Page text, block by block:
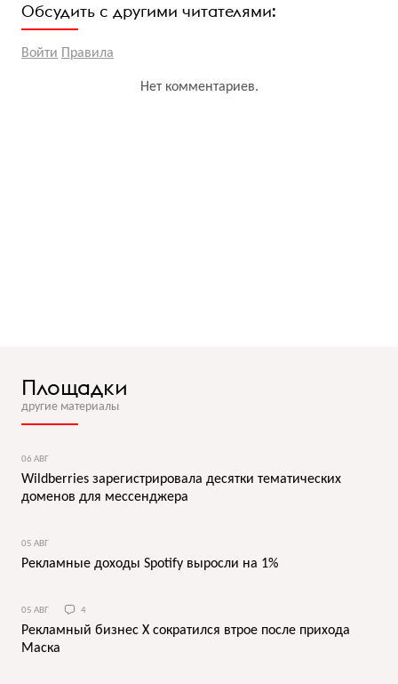
Обсудить с другими читателями:
Войти Правила
Нет комментариев.
Площадки
другие материалы
06 АВГ
Wildberries зарегистрировала десятки тематических
доменов для мессенджера
05 АВГ
Рекламные доходы Spotify выросли на 1%
05 АВГ 4
Рекламный бизнес X сократился втрое после прихода
Маска